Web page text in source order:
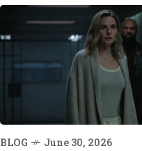
BLOG June 30, 2026